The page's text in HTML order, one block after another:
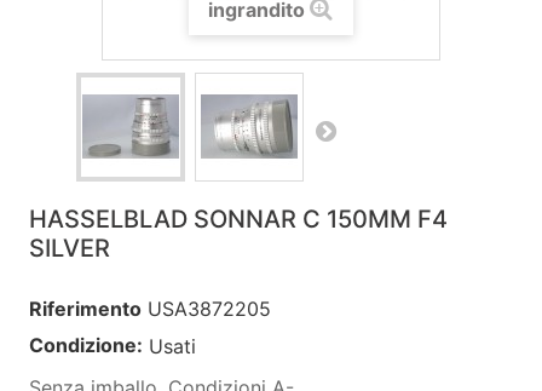
ingrandito
HASSELBLAD SONNAR C 150MM F4
SILVER
Riferimento USA3872205
Condizione: Usati